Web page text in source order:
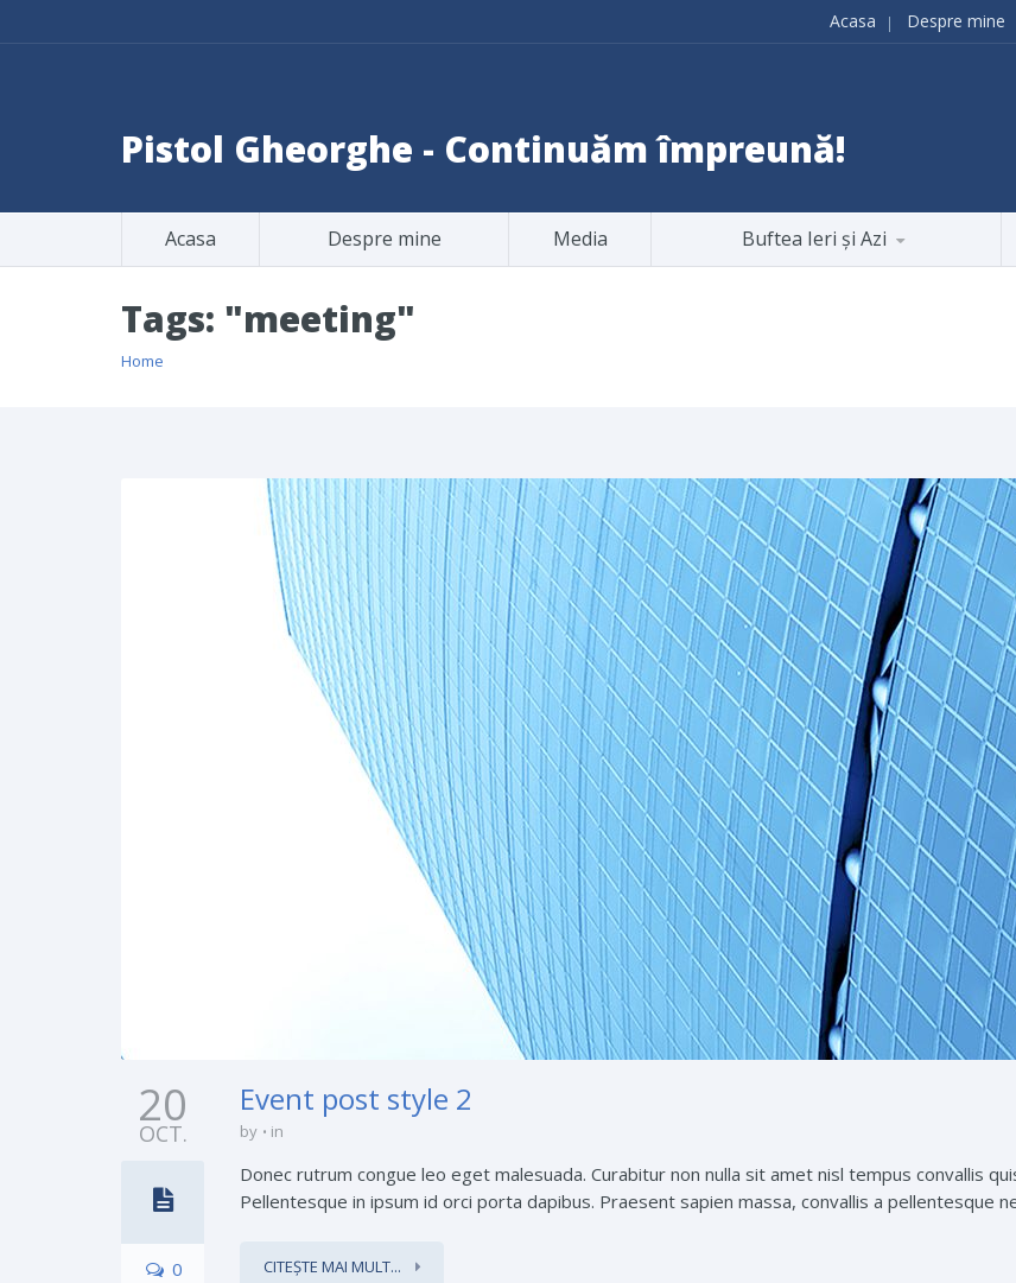
Acasa Despre mine
Pistol Gheorghe - Continuăm împreună!
Acasa Despre mine Media Buftea Ieri și Azi
Tags: "meeting"
Home
20
OCT.
0
Event post style 2
by in
Donec rutrum congue leo eget malesuada. Curabitur non nulla sit amet nisl tempus convallis
Pellentesque in ipsum id orci porta dapibus. Praesent sapien massa, convallis a pellentesque
CITEȘTE MAI MULT...